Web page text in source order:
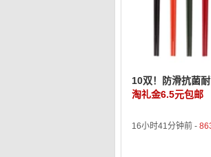
10双！防滑抗菌
淘礼金6.5元包邮
16小时41分钟前 -